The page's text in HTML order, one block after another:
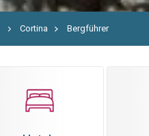
Cortina Bergführer